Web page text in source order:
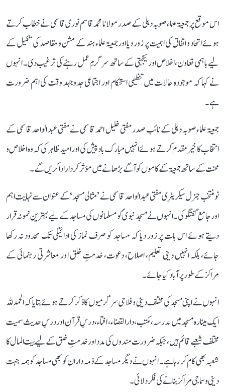
اس موقع پر جمعیۃ علماء صوبہ دہلی کے صدر مولانا محمد قاسم نوری قاسمی نے خطاب کرتے
ہوئے اتحاد و اتفاق کی اہمیت پر زور دیا اور جمعیۃ علماء ہند کے مشن و مقاصد کی تکمیل کے
لیے باہمی تعاون، اخلاص اور یکجہتی کے ساتھ سرگرمِ عمل رہنے کی ترغیب دی۔ انہوں
نے کہا کہ موجودہ حالات میں تنظیمی استحکام اور اجتماعی جدوجہد وقت کی اہم ضرورت
ہے۔
جمعیۃ علماء صوبہ دہلی کے نائب صدر مفتی خلیل احمد قاسمی نے مفتی عبد الواحد قاسمی کے
انتخاب کا خیر مقدم کرتے ہوئے انہیں مبارک باد پیش کی اور امید ظاہر کی کہ وہ اخلاص و
محنت کے ساتھ جمعیۃ کے کاموں کو آگے بڑھانے میں مؤثر کردار ادا کریں گے۔
نو منتخب جنرل سیکریٹری مفتی عبد الواحد قاسمی نے ’مثالی مسجد‘ کے عنوان سے نہایت اہم
اور جامع گفتگو کی۔ انہوں نے مسجد نبویؐ کو مسلمانوں کی مساجد کے لیے بہترین نمونہ قرار
دیتے ہوئے اس بات پر زور دیا کہ مساجد کو صرف نماز کی ادائیگی تک محدود نہ رکھا
جائے، بلکہ انہیں دینی تعلیم، اصلاح، دعوت، خدمتِ خلق اور معاشرتی رہنمائی کے
مراکز کے طور پر آباد کیا جائے۔
انہوں نے اپنی مسجد کی مختلف دینی و فلاحی سرگرمیوں کا ذکر کرتے ہوئے بتایا کہ الحمدللہ
ایک مینارہ مسجد میں مدرسہ، مکتب، دارالقضاء، افتاء، درسِ قرآن اور درسِ حدیث سمیت
مختلف شعبے قائم ہیں، جبکہ ضرورت مندوں کی مدد اور خدمتِ خلق کے لیے بیت المال کا
شعبہ بھی کام کر رہا ہے۔ انہوں نے دیگر مساجد کے ذمہ داران کو بھی مساجد کو ہمہ جہت
دینی و سماجی مراکز بنانے کی فکر دلائی۔